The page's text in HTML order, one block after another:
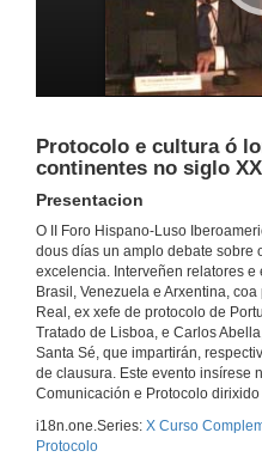
Protocolo e cultura ó
continentes no siglo XXI
Presentacion
O II Foro Hispano-Luso
dous días un amplo debate sobre
excelencia. Interveñen relatores
Brasil, Venezuela e Arxentina,
Real, ex xefe de protocolo de
Tratado de Lisboa, e Carlos
Santa Sé, que impartirán,
de clausura. Este evento insírese
Comunicación e Protocolo
i18n.one.Series: X Curso
Protocolo
Ponencia
19 de
19 de